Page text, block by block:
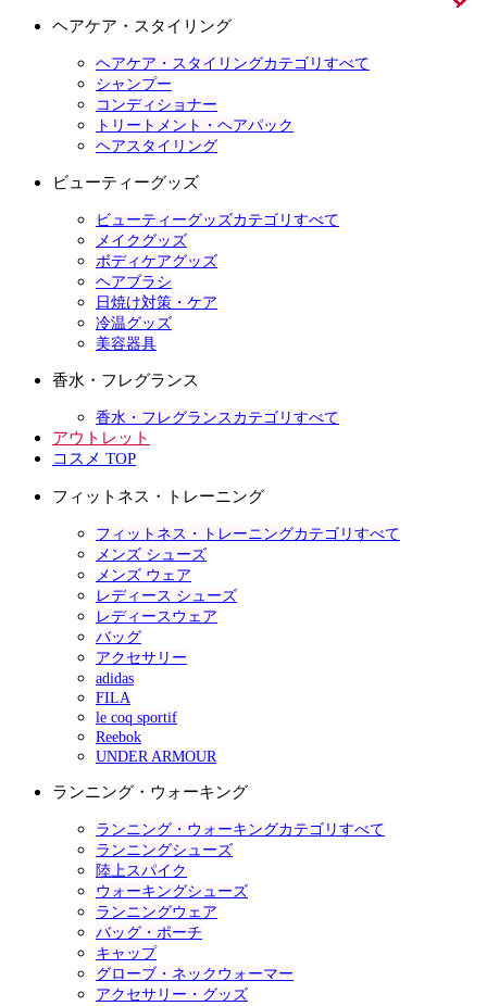
ヘアケア・スタイリング
ヘアケア・スタイリングカテゴリすべて
シャンプー
コンディショナー
トリートメント・ヘアパック
ヘアスタイリング
ビューティーグッズ
ビューティーグッズカテゴリすべて
メイクグッズ
ボディケアグッズ
ヘアブラシ
日焼け対策・ケア
冷温グッズ
美容器具
香水・フレグランス
香水・フレグランスカテゴリすべて
アウトレット
コスメ TOP
フィットネス・トレーニング
フィットネス・トレーニングカテゴリすべて
メンズ シューズ
メンズ ウェア
レディース シューズ
レディースウェア
バッグ
アクセサリー
adidas
FILA
le coq sportif
Reebok
UNDER ARMOUR
ランニング・ウォーキング
ランニング・ウォーキングカテゴリすべて
ランニングシューズ
陸上スパイク
ウォーキングシューズ
ランニングウェア
バッグ・ポーチ
キャップ
グローブ・ネックウォーマー
アクセサリー・グッズ